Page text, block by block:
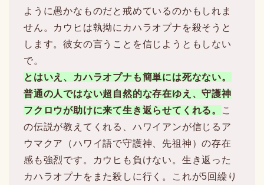
ように愚かなものだと戒めているのかもしれま
せん。カウヒは執拗にカハラオプナを殺そうと
します。彼女の言うことを信じようともしない
で。
とはいえ、カハラオプナも簡単には死なない。
普通の人ではない超自然的な存在ゆえ、守護神
フクロウが助けに来て生き返らせてくれる。
こ
の伝説が教えてくれる、ハワイアンが信じるア
ウマクア（ハワイ語で守護神、先祖神）の存在
感も強烈です。カウヒも負けない。生き返った
カハラオプナをまた殺しに行く。これが5回繰り